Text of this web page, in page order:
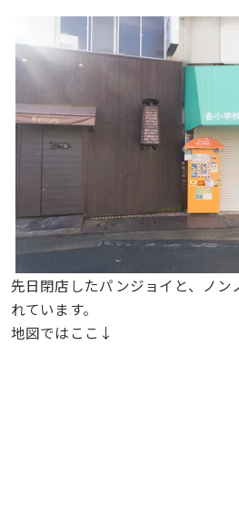
先日閉店したパンジョイと、ノン
れています。
地図ではここ↓